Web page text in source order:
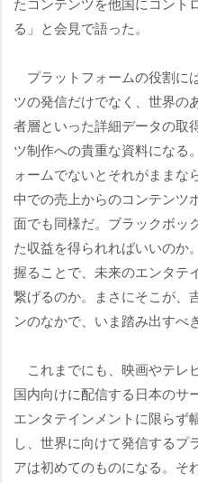
る」と会見で語った。
プラットフォームの役割に
ツの発信だけでなく、世界の
者層といった詳細データの取
ツ制作への貴重な資料になる
ォームでないとそれがままな
中での売上からのコンテンツ
面でも同様だ。ブラックボッ
た収益を得られればいいのか
握ることで、未来のエンタテ
繋げるのか。まさにそこが、
ンのなかで、いま踏み出すべ
これまでにも、映画やテレ
国内向けに配信する日本のサ
エンタテインメントに限らず
し、世界に向けて発信するプ
アは初めてのものになる。そ